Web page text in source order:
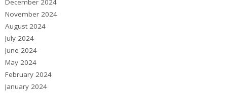
December 2024
November 2024
August 2024
July 2024
June 2024
May 2024
February 2024
January 2024